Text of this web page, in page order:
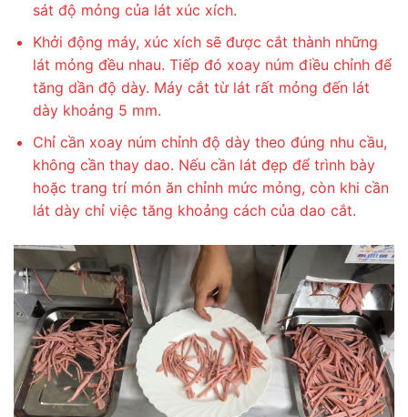
sát độ mỏng của lát xúc xích.
Khởi động máy, xúc xích sẽ được cắt thành những
lát mỏng đều nhau. Tiếp đó xoay núm điều chỉnh để
tăng dần độ dày. Máy cắt từ lát rất mỏng đến lát
dày khoảng 5 mm.
Chỉ cần xoay núm chỉnh độ dày theo đúng nhu cầu,
không cần thay dao. Nếu cần lát đẹp để trình bày
hoặc trang trí món ăn chỉnh mức mỏng, còn khi cần
lát dày chỉ việc tăng khoảng cách của dao cắt.